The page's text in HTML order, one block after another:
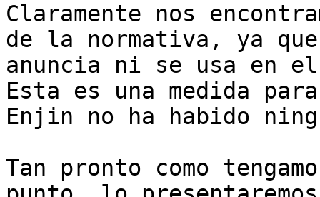
Claramente nos
de la normativa, ya
anuncia ni se usa en el
Esta es una medida
Enjin no ha habido
Tan pronto como